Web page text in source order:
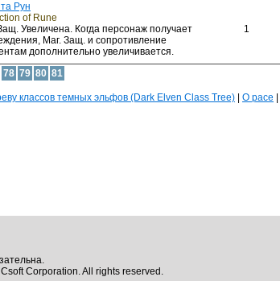
Рун
of Rune
Увеличена. Когда персонаж получает
Маг. Защ. и сопротивление
дополнительно увеличивается.
1
78 79 80 81
классов темных эльфов (Dark Elven Class Tree) О расе
Corporation. All rights reserved.